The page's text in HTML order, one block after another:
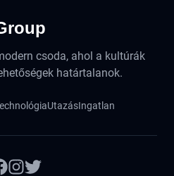
csoda, ahol a kultúrák
határtalanok.
UtazásIngatlan